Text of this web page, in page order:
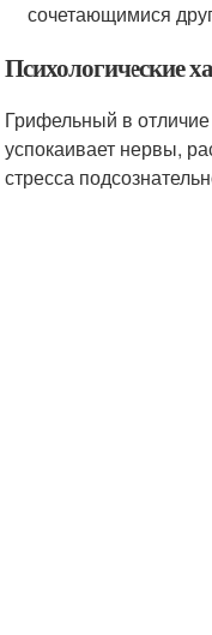
сочетающимися
Психологические
Грифельный в
успокаивает нервы,
стресса